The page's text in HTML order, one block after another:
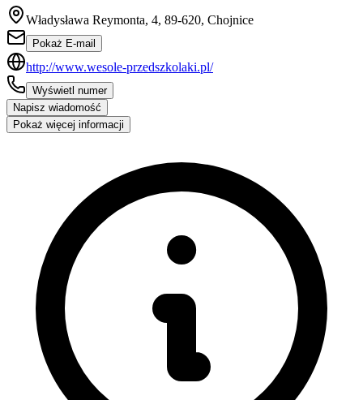
Władysława Reymonta, 4, 89-620, Chojnice
Pokaż E-mail
http://www.wesole-przedszkolaki.pl/
Wyświetl numer
Napisz wiadomość
Pokaż więcej informacji